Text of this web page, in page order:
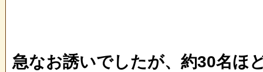
急なお誘いでしたが、約30名ほ